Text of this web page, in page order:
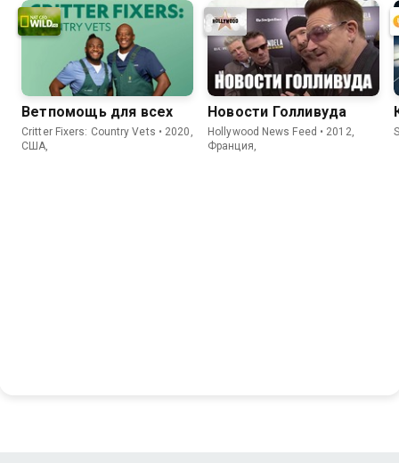
Ветпомощь для всех
Critter Fixers: Country Vets • 2020,
США,
Новости Голливуда
Hollywood News Feed • 2012,
Франция,